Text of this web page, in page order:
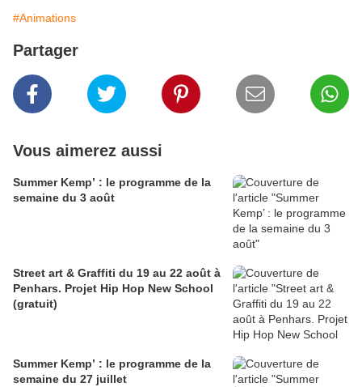
#Animations
Partager
Vous aimerez aussi
Summer Kemp’ : le programme de la
semaine du 3 août
Street art & Graffiti du 19 au 22 août à
Penhars. Projet Hip Hop New School
(gratuit)
Summer Kemp’ : le programme de la
semaine du 27 juillet